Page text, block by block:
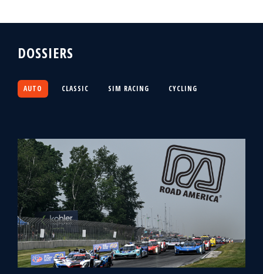
DOSSIERS
AUTO CLASSIC SIM RACING CYCLING